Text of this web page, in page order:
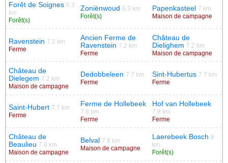
Forêt de Soignes 6.3
km
Forêt(s)
Zoniënwoud 6.3 km
Forêt(s)
Papenkasteel 7 km
Maison de campagne
Ravenstein 7.2 km
Ferme
Ancien Ferme de
Ravenstein 7.2 km
Ferme
Château de
Dielighem 7.2 km
Maison de campagne
Château de
Dielegem 7.2 km
Maison de campagne
Dedobbeleen 7.7 km
Ferme
Sint-Hubertus 7.7 km
Ferme
Saint-Hubert 7.7 km
Ferme
Ferme de Hollebeek
7.8 km
Ferme
Hof van Hollebeek
7.8 km
Ferme
Château de
Beaulieu 7.8 km
Maison de campagne
Belval 7.8 km
Maison de campagne
Laerebeek Bosch 8
km
Forêt(s)